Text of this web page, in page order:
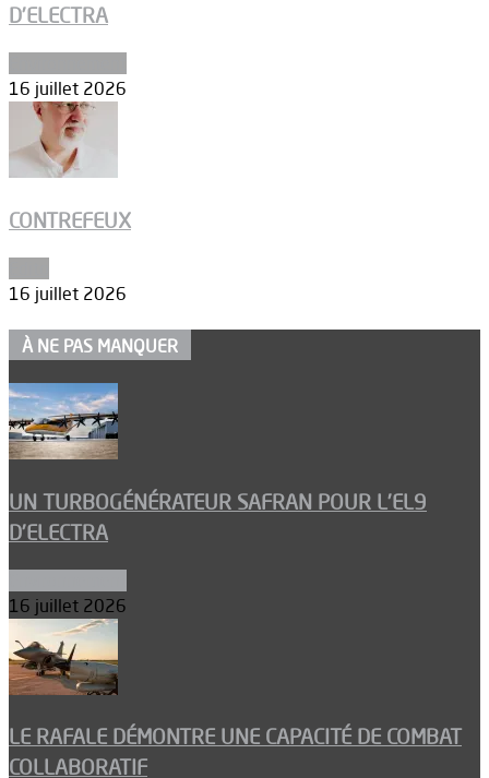
D’ELECTRA
16 juillet 2026
CONTREFEUX
16 juillet 2026
À NE PAS MANQUER
UN TURBOGÉNÉRATEUR SAFRAN POUR L’EL9
D’ELECTRA
16 juillet 2026
LE RAFALE DÉMONTRE UNE CAPACITÉ DE COMBAT
COLLABORATIF